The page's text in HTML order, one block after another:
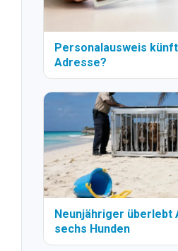
Personalausweis
Adresse?
Neunjähriger
sechs Hunden